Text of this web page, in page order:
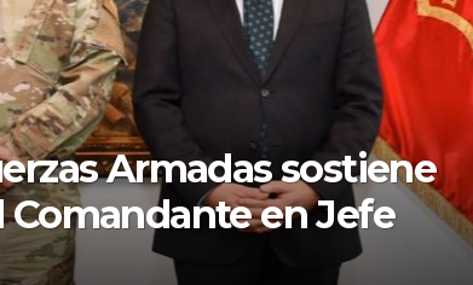
Armadas sostiene
en Jefe